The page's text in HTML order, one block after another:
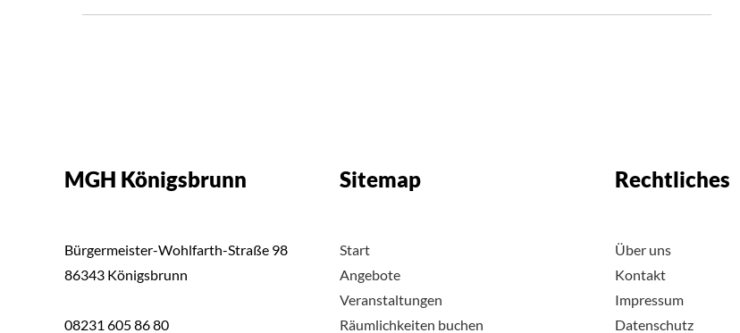
MGH Königsbrunn
Bürgermeister-Wohlfarth-Straße 98
86343 Königsbrunn
08231 605 86 80
Sitemap
Start
Angebote
Veranstaltungen
Räumlichkeiten buchen
Rechtliches
Über uns
Kontakt
Impressum
Datenschutz